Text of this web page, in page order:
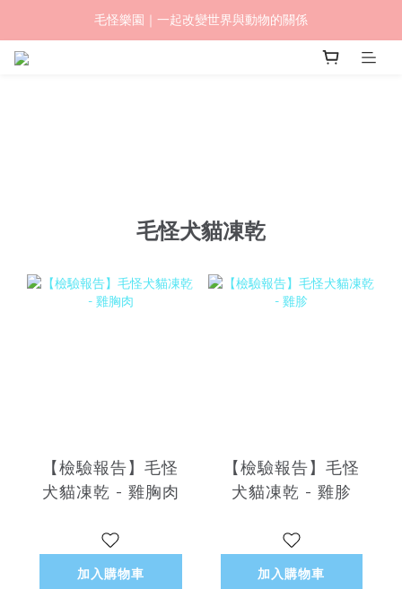
毛怪樂園｜一起改變世界與動物的關係
毛怪樂園｜一起改變世界與動物的關係
毛怪夏日寵物展開跑，全館最高獲$1500購物金，請點我查看優惠
毛怪犬貓凍乾
【檢驗報告】毛怪
犬貓凍乾 - 雞胸肉
加入購物車
【檢驗報告】毛怪
犬貓凍乾 - 雞胗
加入購物車